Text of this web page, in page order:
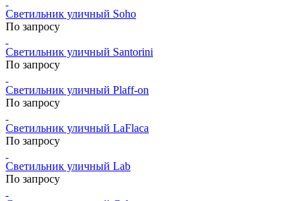
Светильник уличный Soho
По запросу
Светильник уличный Santorini
По запросу
Светильник уличный Plaff-on
По запросу
Светильник уличный LaFlaca
По запросу
Светильник уличный Lab
По запросу